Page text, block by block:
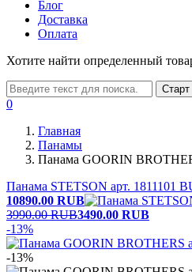
Блог
Доставка
Оплата
Хотите найти определенный
Старт
0
Главная
Панамы
Панама GOORIN
Панама STETSON арт. 1811101
10890.00 RUB
3990.00 RUB3490.00 RUB
-13%
-13%